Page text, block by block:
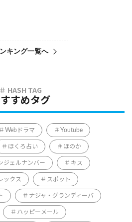
キング一覧へ
すめタグ
Webドラマ Youtube
ほくろ占い ほのか
ジェルナンバー キス
ックス スポット
ナジャ・グランディーバ
ハッピーメール